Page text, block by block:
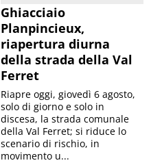
Ghiacciaio
Planpincieux,
riapertura diurna
della strada della Val
Ferret
Riapre oggi, giovedì 6 agosto,
solo di giorno e solo in
discesa, la strada comunale
della Val Ferret; si riduce lo
scenario di rischio, in
movimento u...